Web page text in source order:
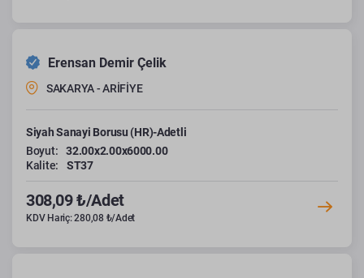
Erensan Demir Çelik
SAKARYA - ARİFİYE
Siyah Sanayi Borusu (HR)-Adetli
Boyut:
32.00x2.00x6000.00
Kalite:
ST37
308,09 ₺/Adet
KDV Hariç: 280,08 ₺/Adet